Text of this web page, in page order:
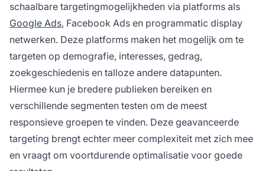
schaalbare targetingmogelijkheden via platforms als
Google Ads, Facebook Ads en programmatic display
netwerken. Deze platforms maken het mogelijk om te
targeten op demografie, interesses, gedrag,
zoekgeschiedenis en talloze andere datapunten.
Hiermee kun je bredere publieken bereiken en
verschillende segmenten testen om de meest
responsieve groepen te vinden. Deze geavanceerde
targeting brengt echter meer complexiteit met zich mee
en vraagt om voortdurende optimalisatie voor goede